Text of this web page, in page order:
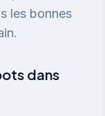
les bonnes
.
dans